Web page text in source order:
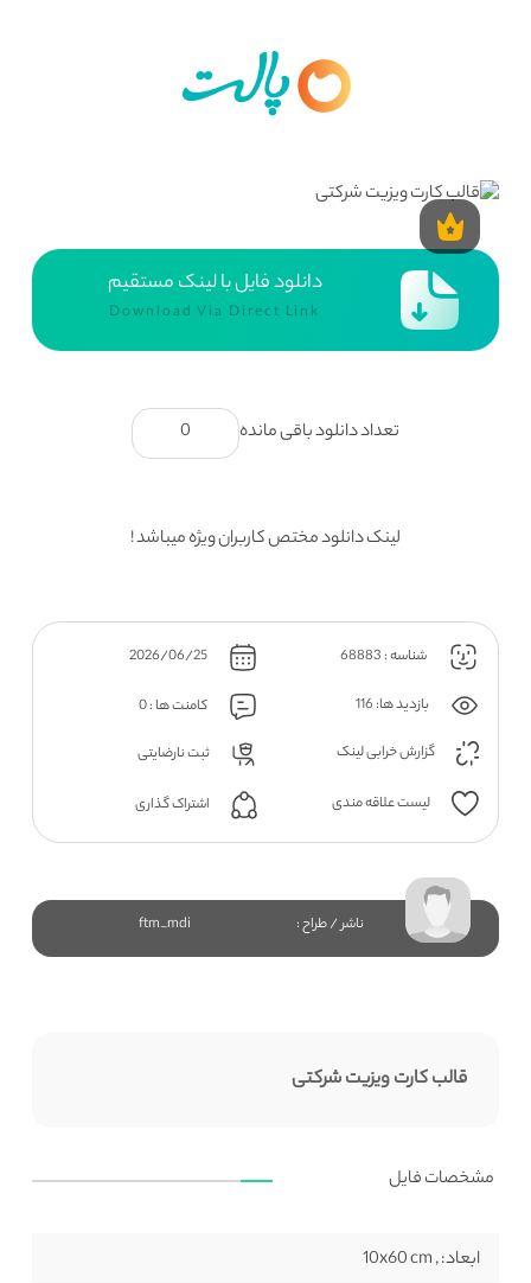
دانلود فایل با لینک مستقیم
Download Via Direct Link
تعداد دانلود باقی مانده 0
لینک دانلود مختص کاربران ویژه میباشد !
شناسه : 68883 2026/06/25
بازدید ها: 116
کامنت ها : 0
گزارش خرابی لینک
ثبت نارضایتی
لیست علاقه مندی اشتراک گذاری
ناشر / طراح : ftm_mdi
قالب کارت ویزیت شرکتی
مشخصات فایل
ابعاد:, 10x60 cm